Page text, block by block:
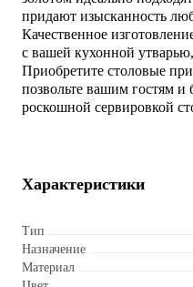
придают изысканность
Качественное
с вашей кухонной
Приобретите столовые
позвольте вашим гостям и
роскошной сервировкой
Характеристики
Тип
Назначение
Материал